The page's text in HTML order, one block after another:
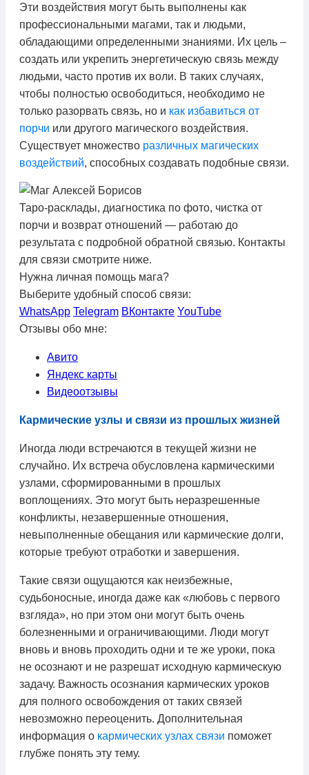
Эти воздействия могут быть выполнены как
профессиональными магами, так и людьми,
обладающими определенными знаниями. Их цель –
создать или укрепить энергетическую связь между
людьми, часто против их воли. В таких случаях,
чтобы полностью освободиться, необходимо не
только разорвать связь, но и как избавиться от
порчи или другого магического воздействия.
Существует множество различных магических
воздействий, способных создавать подобные связи.
Таро-расклады, диагностика по фото, чистка от
порчи и возврат отношений — работаю до
результата с подробной обратной связью. Контакты
для связи смотрите ниже.
Нужна личная помощь мага?
Выберите удобный способ связи:
WhatsApp Telegram ВКонтакте YouTube
Отзывы обо мне:
Авито
Яндекс карты
Видеоотзывы
Кармические узлы и связи из прошлых жизней
Иногда люди встречаются в текущей жизни не
случайно. Их встреча обусловлена кармическими
узлами, сформированными в прошлых
воплощениях. Это могут быть неразрешенные
конфликты, незавершенные отношения,
невыполненные обещания или кармические долги,
которые требуют отработки и завершения.
Такие связи ощущаются как неизбежные,
судьбоносные, иногда даже как «любовь с первого
взгляда», но при этом они могут быть очень
болезненными и ограничивающими. Люди могут
вновь и вновь проходить одни и те же уроки, пока
не осознают и не разрешат исходную кармическую
задачу. Важность осознания кармических уроков
для полного освобождения от таких связей
невозможно переоценить. Дополнительная
информация о кармических узлах связи поможет
глубже понять эту тему.